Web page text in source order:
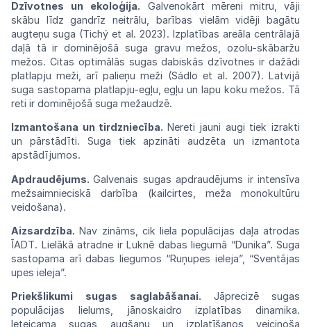
Dzīvotnes un ekoloģija. Galvenokārt mēreni mitru, vāji
skābu līdz gandrīz neitrālu, barības vielām vidēji
bagātu
augteņu suga (Tichý et al. 2023). Izplatības areāla centrālajā
daļā tā irdominējošā suga gravumežos,
ozolu-skābaržu
mežos. Citas optimālās sugas dabiskāsdzīvotnes ir dažādi
platlapju meži, arī palieņumeži (Sádlo et al. 2007). Latvijā
suga sastopama platlapju-egļu, egļu un lapu koku mežos. Tā
reti ir dominējošā suga mežaudzē.
Izmantošana un tirdzniecība. Nereti jauni augi tiek izrakti
un pārstādīti. Suga tiek apzināti audzēta un izmantota
apstādījumos.
Apdraudējums.Galvenais sugas apdraudējums ir intensīva
mežsaimnieciskā darbība (kailcirtes, meža monokultūru
veidošana).
Aizsardzība. Nav zināms, cik liela populācijas daļa atrodas
ĪADT. Lielākā atradne ir Luknē dabas liegumā “Dunika”. Suga
sastopama arī dabas liegumos “Ruņupes ieleja”, “Sventājas
upes ieleja”.
Priekšlikumi sugas saglabāšanai. Jāprecizē sugas
populācijas lielums, jānoskaidroizplatības
dinamika.
Ieteicama sugas augšanuun izplatīšanos veicinoša